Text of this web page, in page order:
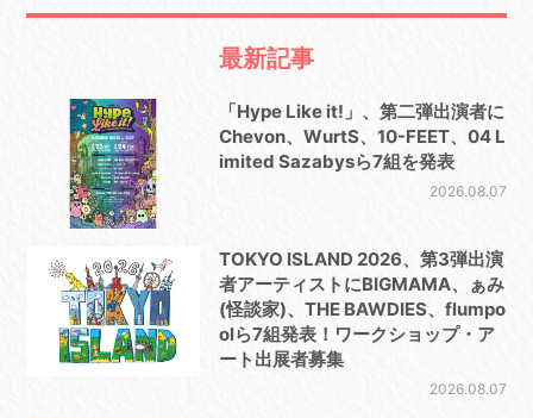
最新記事
「Hype Like it!」、第二弾出演者に
Chevon、WurtS、10-FEET、04 L
imited Sazabysら7組を発表
2026.08.07
TOKYO ISLAND 2026、第3弾出演
者アーティストにBIGMAMA、ぁみ
(怪談家)、THE BAWDIES、flumpo
olら7組発表！ワークショップ・ア
ート出展者募集
2026.08.07